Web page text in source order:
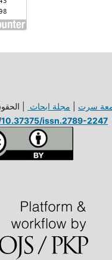
سرت مجلة ابحاث
|
issn.2789-2247